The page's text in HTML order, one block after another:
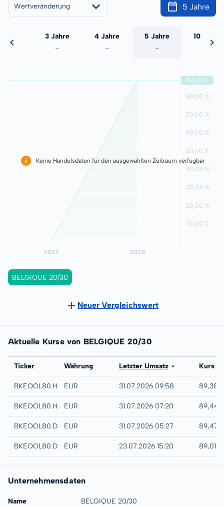
Wertveränderung 5 Jahre
3 Jahre
-
4 Jahre
-
5 Jahre
-
10 Jahre
Keine Handelsdaten für den ausgewählten Zeitraum verfügbar
BELGIQUE 20/30
Neuer Vergleichswert
Aktuelle Kurse von BELGIQUE 20/30
Börse
Ticker Währung Letzter Umsatz Kurs
Hamburg
BKEOOL80.HAMB
EUR 31.07.2026 09:58 89,38
Hannover
BKEOOL80.HANBEUR 31.07.2026 07:20 89,44
Quotrix
BKEOOL80.DUSDEUR 31.07.2026 05:27 89,47
Düsseldorf
BKEOOL80.DUSBEUR 23.07.2026 15:20 89,01 %
Unternehmensdaten
Name BELGIQUE 20/30